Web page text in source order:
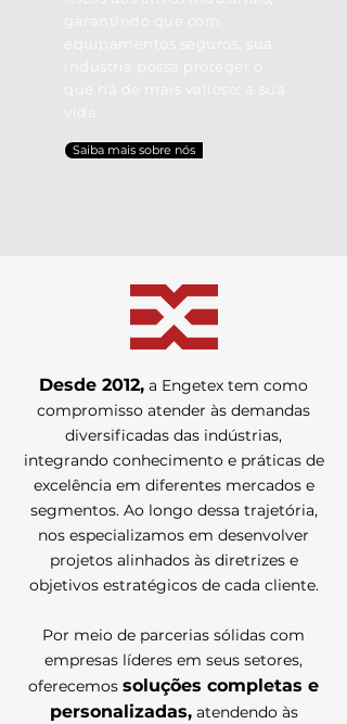
Saiba mais sobre nós
Desde 2012, a Engetex tem como
compromisso atender às demandas
diversificadas das indústrias,
integrando conhecimento e práticas de
excelência em diferentes mercados e
segmentos. Ao longo dessa trajetória,
nos especializamos em desenvolver
projetos alinhados às diretrizes e
objetivos estratégicos de cada cliente.
Por meio de parcerias sólidas com
empresas líderes em seus setores,
oferecemos soluções completas e
personalizadas, atendendo às